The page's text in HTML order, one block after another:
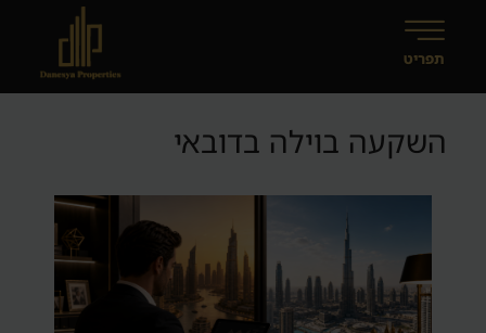
השקעה בוילה בדובאי